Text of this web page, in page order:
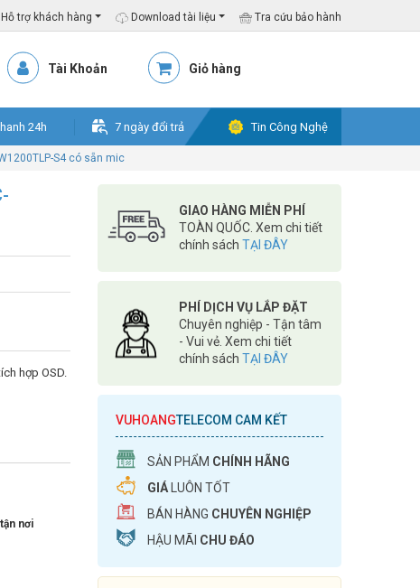
trợ khách hàng Download tài liệu Tra cứu bảo hành
Tài Khoản Giỏ hàng
24h 7 ngày đổi trả Tin Công Nghệ
S4 có sẵn mic
hợp OSD.
nơi
GIAO HÀNG MIỄN PHÍ
TOÀN QUỐC. Xem chi tiết
chính sách TẠI ĐÂY
PHÍ DỊCH VỤ LẮP ĐẶT
Chuyên nghiệp - Tận tâm
- Vui vẻ. Xem chi tiết
chính sách TẠI ĐÂY
VUHOANGTELECOM CAM KẾT
SẢN PHẨM CHÍNH HÃNG
GIÁ LUÔN TỐT
BÁN HÀNG CHUYÊN NGHIỆP
HẬU MÃI CHU ĐÁO